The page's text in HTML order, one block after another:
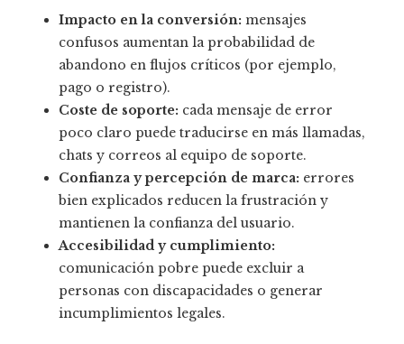
Impacto en la conversión: mensajes
confusos aumentan la probabilidad de
abandono en flujos críticos (por ejemplo,
pago o registro).
Coste de soporte: cada mensaje de error
poco claro puede traducirse en más llamadas,
chats y correos al equipo de soporte.
Confianza y percepción de marca: errores
bien explicados reducen la frustración y
mantienen la confianza del usuario.
Accesibilidad y cumplimiento:
comunicación pobre puede excluir a
personas con discapacidades o generar
incumplimientos legales.